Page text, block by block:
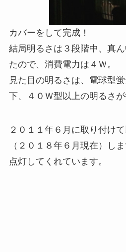
カバーをして完成！
結局明るさは３段階中、真
たので、消費電力は４Ｗ。
見た目の明るさは、電球型
下、４０Ｗ型以上の明るさが
２０１１年６月に取り付け
（２０１８年６月現在）し
点灯してくれています。